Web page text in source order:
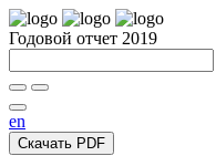
Годовой отчет 2019
en
Скачать PDF